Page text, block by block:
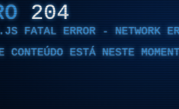
204
FATAL ERROR - NETWORK
CONTEÚDO ESTÁ NESTE